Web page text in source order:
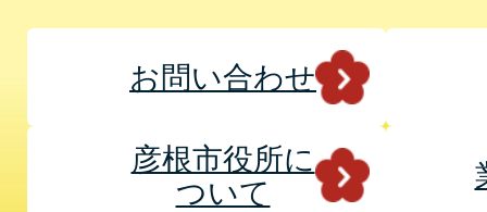
お問い合わせ
彦根市役所に
ついて